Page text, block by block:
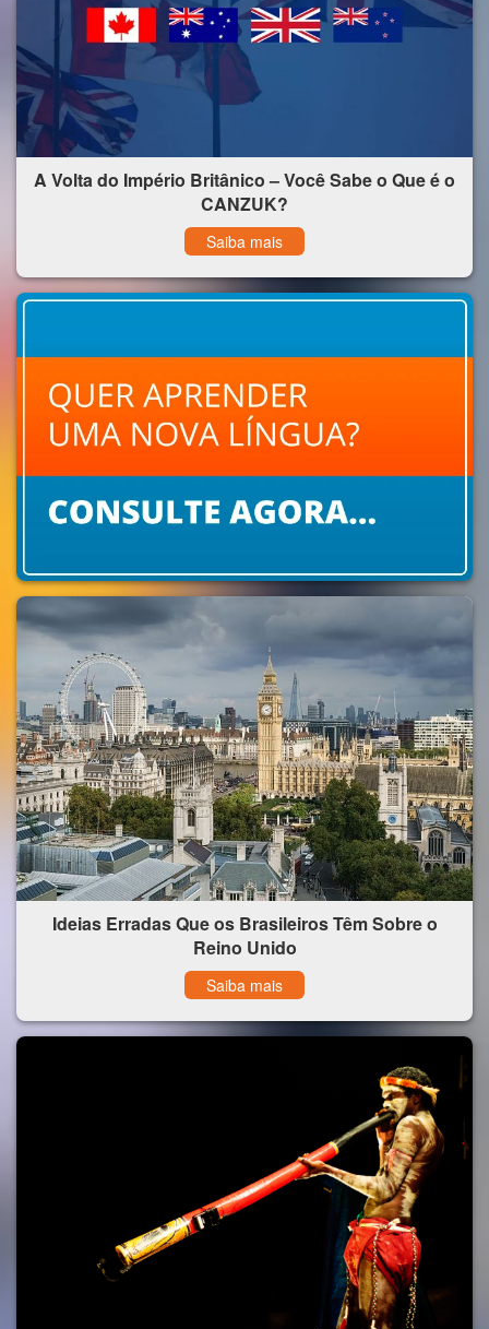
A Volta do Império Britânico – Você Sabe o Que é o
CANZUK?
Saiba mais
Ideias Erradas Que os Brasileiros Têm Sobre o
Reino Unido
Saiba mais